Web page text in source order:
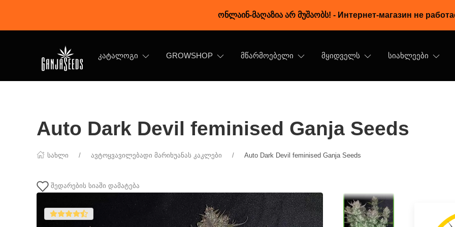
ონლაინ-მაღაზია არ მუშაობს! - Интернет-магазин не
ᲙᲐᲢᲐᲚᲝᲒᲘ GROWSHOP ᲛᲬᲐᲠᲛᲝᲔᲑᲔᲚᲘ ᲛᲧᲘᲓᲕᲔᲚᲡ ᲡᲘᲐᲮᲚᲔᲔᲑᲘ
Auto Dark Devil feminised Ganja Seeds
სახლი ავტოყვავილებადი მარიხუანას კაკლები Auto Dark Devil feminised Ganja Seeds
შედარების სიაში დამატება